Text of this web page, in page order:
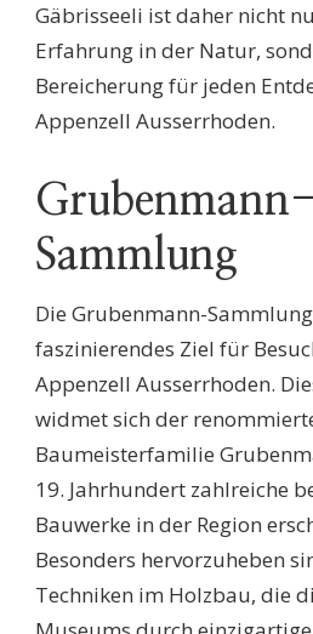
Gäbrisseeli ist daher nicht
Erfahrung in der Natur,
Bereicherung für jeden
Appenzell Ausserrhoden.
Sammlung
Die Grubenmann-
faszinierendes Ziel für
Appenzell Ausserrhoden.
widmet sich der
Baumeisterfamilie
19. Jahrhundert zahlreiche
Bauwerke in der Region
Besonders hervorzuheben
Techniken im Holzbau, die